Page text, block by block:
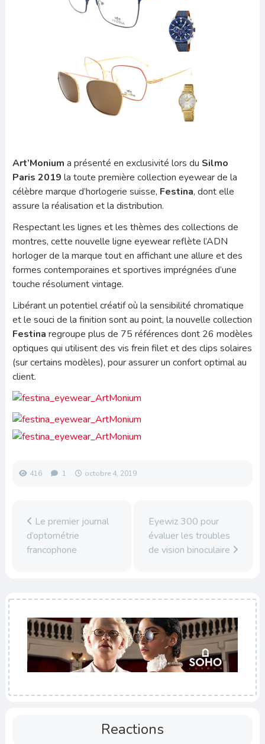
Art’Monium a présenté en exclusivité lors du Silmo
Paris 2019 la toute première collection eyewear de la
célèbre marque d’horlogerie suisse, Festina, dont elle
assure la réalisation et la distribution.
Respectant les lignes et les thèmes des collections de
montres, cette nouvelle ligne eyewear reflète l’ADN
horloger de la marque tout en affichant une allure et des
formes contemporaines et sportives imprégnées d’une
touche résolument vintage.
Libérant un potentiel créatif où la sensibilité chromatique
et le souci de la finition sont au point, la nouvelle collection
Festina regroupe plus de 75 références dont 26 modèles
optiques qui utilisent des vis frein filet et des clips solaires
(sur certains modèles), pour assurer un confort optimal au
client.
416 1 octobre 4, 2019
Le premier journal
d’optométrie
francophone
Eyewiz 300 pour
évaluer les troubles
de vision binoculaire
Reactions